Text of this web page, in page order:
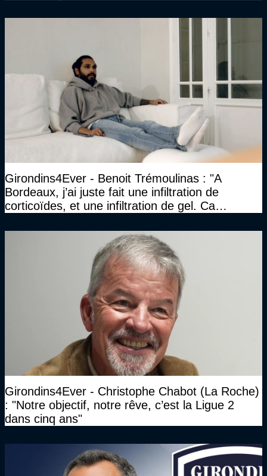
Girondins4Ever - Benoit Trémoulinas : "A
Bordeaux, j’ai juste fait une infiltration de
corticoïdes, et une infiltration de gel. Ca
Girondins4Ever - Christophe Chabot (La Roche)
: "Notre objectif, notre rêve, c’est la Ligue 2
dans cinq ans"